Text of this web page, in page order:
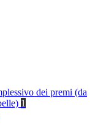
dei premi (da
1